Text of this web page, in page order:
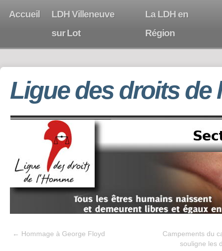
Accueil
LDH Villeneuve
sur Lot
La LDH en
Région
Ligue des droits de
← Hommage à George Floyd
Campements du
souligne les